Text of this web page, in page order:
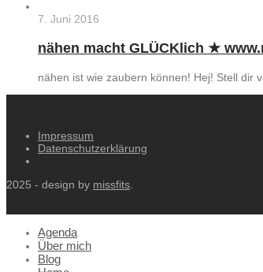
7. Juni 2016
nähen macht GLÜCKlich ★
nähen ist wie zaubern können! Hej! Stell dir
Impressum
Datenschutzerklärung
2025 - design by missfits.
Agenda
Über mich
Blog